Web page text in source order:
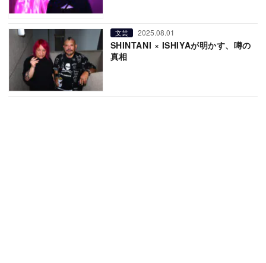
文芸 2025.08.01
SHINTANI × ISHIYAが明かす、噂の
真相